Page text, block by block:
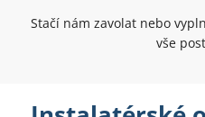
Stačí nám zavolat nebo
vše